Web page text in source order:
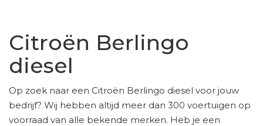
Citroën Berlingo
diesel
Op zoek naar een Citroën Berlingo diesel voor jouw
bedrijf? Wij hebben altijd meer dan 300 voertuigen op
voorraad van alle bekende merken. Heb je een